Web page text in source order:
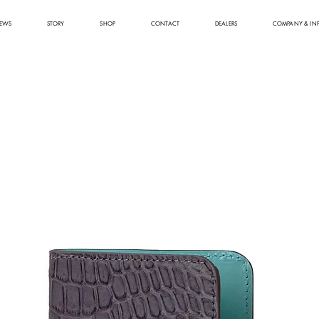
STORY SHOP CONTACT DEALERS COMPANY &